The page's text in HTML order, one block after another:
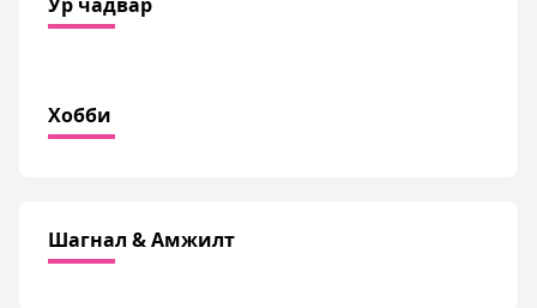
Хобби
Шагнал & Амжилт